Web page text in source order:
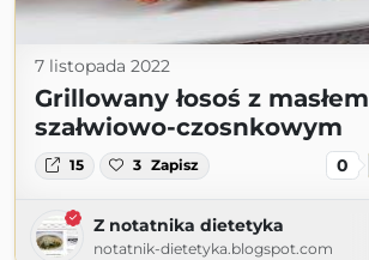
7 listopada 2022
Grillowany łosoś z masłem
szałwiowo-czosnkowym
15 3 Zapisz 0
Z notatnika dietetyka
notatnik-dietetyka.blogspot.com